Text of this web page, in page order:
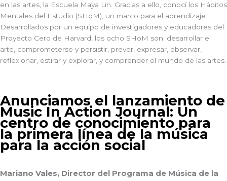
en las artes, la Escuela Maya Lin. Gracias a ello, conocí los Hábitos
Mentales del Estudio (SHoM), un marco para el aprendizaje.
Desarrollados por un equipo de investigadores y educadores del
Proyecto Cero de Harvard, los ocho SHoM son: desarrollar el
arte, comprometerse y persistir, prever, expresar, observar,
reflexionar, estirar y explorar, y comprender el mundo de las artes.
Anunciamos el lanzamiento de
Music In Action Journal: Un
centro de conocimiento para
la primera línea de la música
para la acción social
Mariano Vales, Director del Programa de Música de la